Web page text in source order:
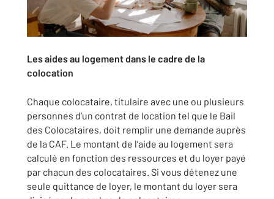
Les aides au logement dans le cadre de la
colocation
Chaque colocataire, titulaire avec une ou plusieurs
personnes d’un contrat de location tel que le Bail
des Colocataires, doit remplir une demande auprès
de la CAF. Le montant de l’aide au logement sera
calculé en fonction des ressources et du loyer payé
par chacun des colocataires. Si vous détenez une
seule quittance de loyer, le montant du loyer sera